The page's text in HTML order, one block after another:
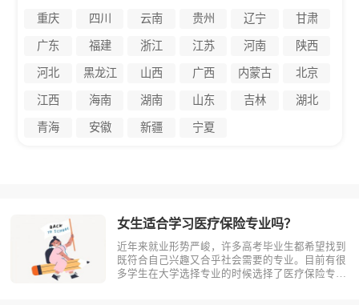
重庆 四川 云南 贵州 辽宁 甘肃
广东 福建 浙江 江苏 河南 陕西
河北 黑龙江 山西 广西 内蒙古 北京
江西 海南 湖南 山东 吉林 湖北
青海 安徽 新疆 宁夏
女生适合学习医疗保险专业吗？
近年来就业形势严峻，许多高考毕业生都希望找到
既符合自己兴趣又合乎社会需要的专业。目前有很
多学生在大学选择专业的时候选择了医疗保险专